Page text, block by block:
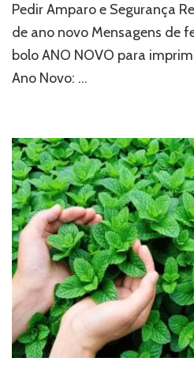
Pedir Amparo e Segurança
de ano novo Mensagens de
bolo ANO NOVO para
Ano Novo: …